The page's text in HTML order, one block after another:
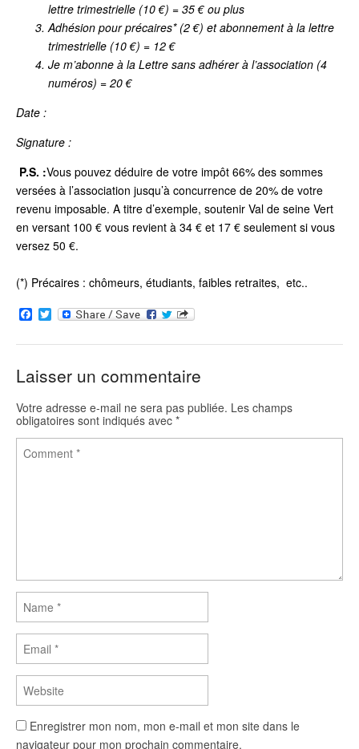
lettre trimestrielle (10 €) = 35 € ou plus
Adhésion pour précaires* (2 €) et abonnement à la lettre
trimestrielle (10 €) = 12 €
Je m’abonne à la Lettre sans adhérer à l’association (4
numéros) = 20 €
Date :
Signature :
P.S. :Vous pouvez déduire de votre impôt 66% des sommes
versées à l’association jusqu’à concurrence de 20% de votre
revenu imposable. A titre d’exemple, soutenir Val de seine Vert
en versant 100 € vous revient à 34 € et 17 € seulement si vous
versez 50 €.
(*) Précaires : chômeurs, étudiants, faibles retraites, etc..
F
a
c
o
k
T
w
i
e
Laisser un commentaire
Votre adresse e-mail ne sera pas publiée. Les champs
obligatoires sont indiqués avec *
Enregistrer mon nom, mon e-mail et mon site dans le
navigateur pour mon prochain commentaire.